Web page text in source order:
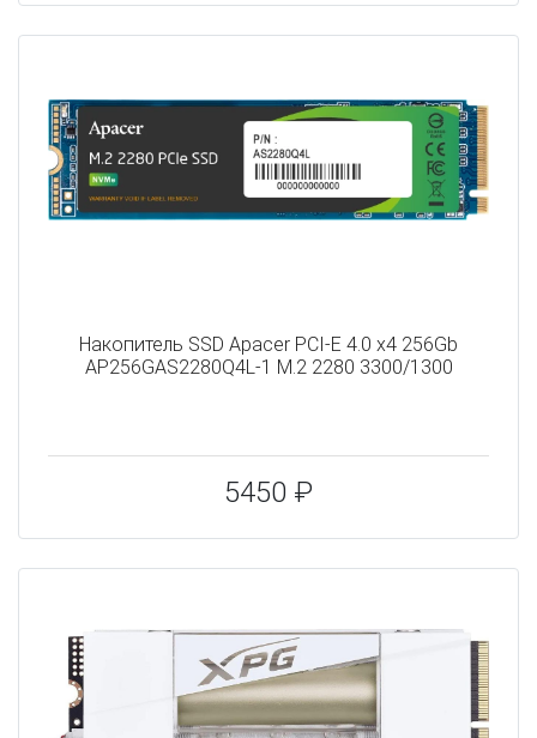
Накопитель SSD Apacer PCI-E 4.0 x4 256Gb
AP256GAS2280Q4L-1 M.2 2280 3300/1300
5450 ₽